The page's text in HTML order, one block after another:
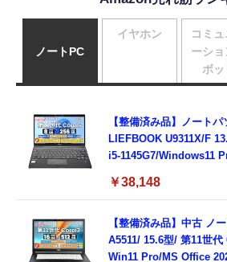
ノートPC
【整備済み品】ノート
LIEFBOOK U9311X/F
i5-1145G7/Windows11
Type-C/360度回転対応/
8GB,SSD256GB)
￥38,148
【整備済み品】中古 ノ
A5511/ 15.6型/ 第11世
Win11 Pro/MS Office
イヤホン
コミ
ーショ
ボッ